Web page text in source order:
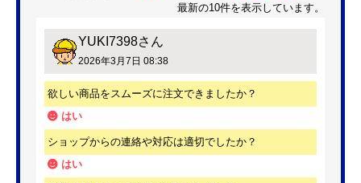
最新の10件を表示しています。
YUKI7398さん
2026年3月7日 08:38
欲しい商品をスムーズに注文できましたか？
はい
ショップからの連絡や対応は適切でしたか？
はい